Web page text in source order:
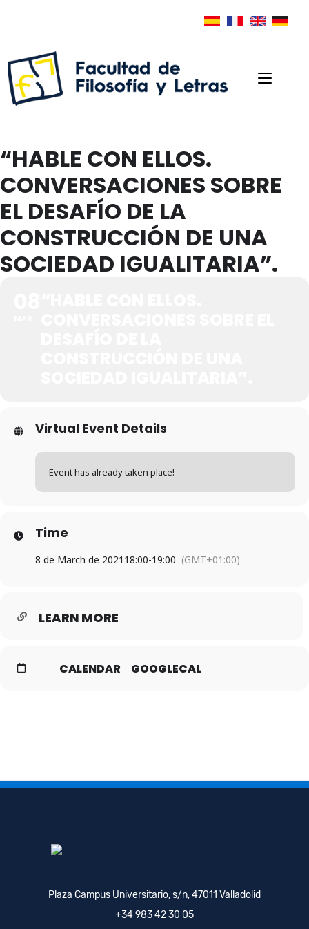
“HABLE CON ELLOS.
CONVERSACIONES SOBRE
EL DESAFÍO DE LA
CONSTRUCCIÓN DE UNA
SOCIEDAD IGUALITARIA”.
Virtual Event Details
Event has already taken place!
Time
8 de March de 2021 18:00-19:00 (GMT+01:00)
LEARN MORE
CALENDAR GOOGLECAL
Plaza Campus Universitario, s/n, 47011 Valladolid
+34 983 42 30 05